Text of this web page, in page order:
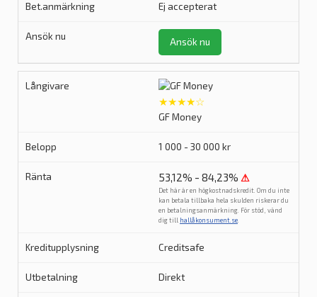
Ej accepterat
Ansök nu
★★★★☆
GF Money
1 000 - 30 000 kr
53,12% - 84,23% ⚠
Det här är en högkostnadskredit. Om du inte
kan betala tillbaka hela skulden riskerar du
en betalningsanmärkning. För stöd, vänd
dig till hallåkonsument.se
Creditsafe
Direkt